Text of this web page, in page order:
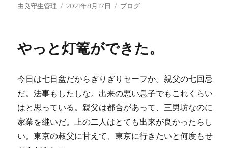
投
由良守生管理
投
2021年8月17日
カ
ー
ブログ
やっと灯篭ができた。
今日は七日盆だからぎりぎりセーフか。親父の七回忌
だ。法事もしたしな。出来の悪い息子でもこれくらい
はと思っている。親父は都合があって、三男坊なのに
家業を継いだ。上の二人はとても出来が良かったらし
い。東京の叔父に甘えて、東京に行きたいと何度もせ